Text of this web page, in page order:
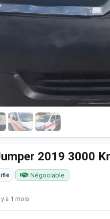
2019 3000
Négociable
y a 1 mois